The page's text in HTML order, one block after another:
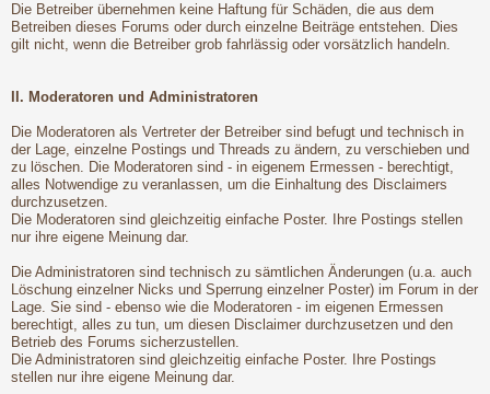
Die Betreiber übernehmen keine Haftung für Schäden, die aus dem
Betreiben dieses Forums oder durch einzelne Beiträge entstehen. Dies
gilt nicht, wenn die Betreiber grob fahrlässig oder vorsätzlich handeln.
II. Moderatoren und Administratoren
Die Moderatoren als Vertreter der Betreiber sind befugt und technisch in
der Lage, einzelne Postings und Threads zu ändern, zu verschieben und
zu löschen. Die Moderatoren sind - in eigenem Ermessen - berechtigt,
alles Notwendige zu veranlassen, um die Einhaltung des Disclaimers
durchzusetzen.
Die Moderatoren sind gleichzeitig einfache Poster. Ihre Postings stellen
nur ihre eigene Meinung dar.
Die Administratoren sind technisch zu sämtlichen Änderungen (u.a. auch
Löschung einzelner Nicks und Sperrung einzelner Poster) im Forum in der
Lage. Sie sind - ebenso wie die Moderatoren - im eigenen Ermessen
berechtigt, alles zu tun, um diesen Disclaimer durchzusetzen und den
Betrieb des Forums sicherzustellen.
Die Administratoren sind gleichzeitig einfache Poster. Ihre Postings
stellen nur ihre eigene Meinung dar.